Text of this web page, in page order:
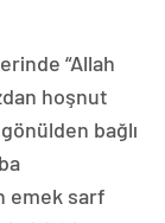
“Allah
hoşnut
bağlı
emek sarf